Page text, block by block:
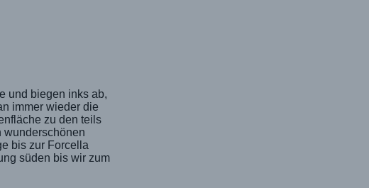
und biegen inks ab,
immer wieder die
zu den teils
wunderschönen
bis zur Forcella
süden bis wir zum